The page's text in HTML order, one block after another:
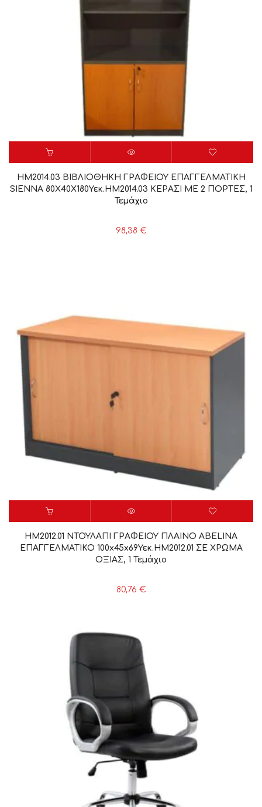
HM2014.03 ΒΙΒΛΙΟΘΗΚΗ ΓΡΑΦΕΙΟΥ ΕΠΑΓΓΕΛΜΑΤΙΚΗ
SIENNA 80Χ40Χ180Υεκ.HM2014.03 ΚΕΡΑΣΙ ΜΕ 2 ΠΟΡΤΕΣ, 1
Τεμάχιο
98,38 €
HM2012.01 ΝΤΟΥΛΑΠΙ ΓΡΑΦΕΙΟΥ ΠΛΑΙΝΟ ABELINA
ΕΠΑΓΓΕΛΜΑΤΙΚΟ 100x45x69Υεκ.HM2012.01 ΣΕ ΧΡΩΜΑ
ΟΞΙΑΣ, 1 Τεμάχιο
80,76 €